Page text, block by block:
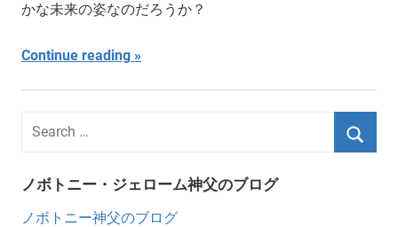
かな未来の姿なのだろうか？
Continue reading
ノボトニー・ジェローム神父のブログ
ノボトニー神父のブログ